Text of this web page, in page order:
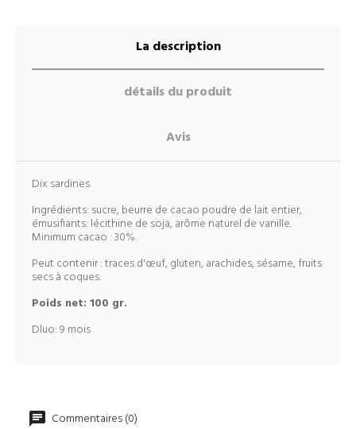
La description
détails du produit
Avis
Dix sardines.
Ingrédients: sucre, beurre de cacao poudre de lait entier,
émusifiants: lécithine de soja, arôme naturel de vanille.
Minimum cacao : 30%.
Peut contenir : traces d'œuf, gluten, arachides, sésame, fruits
secs à coques.
Poids net: 100 gr.
Dluo: 9 mois
Commentaires (0)